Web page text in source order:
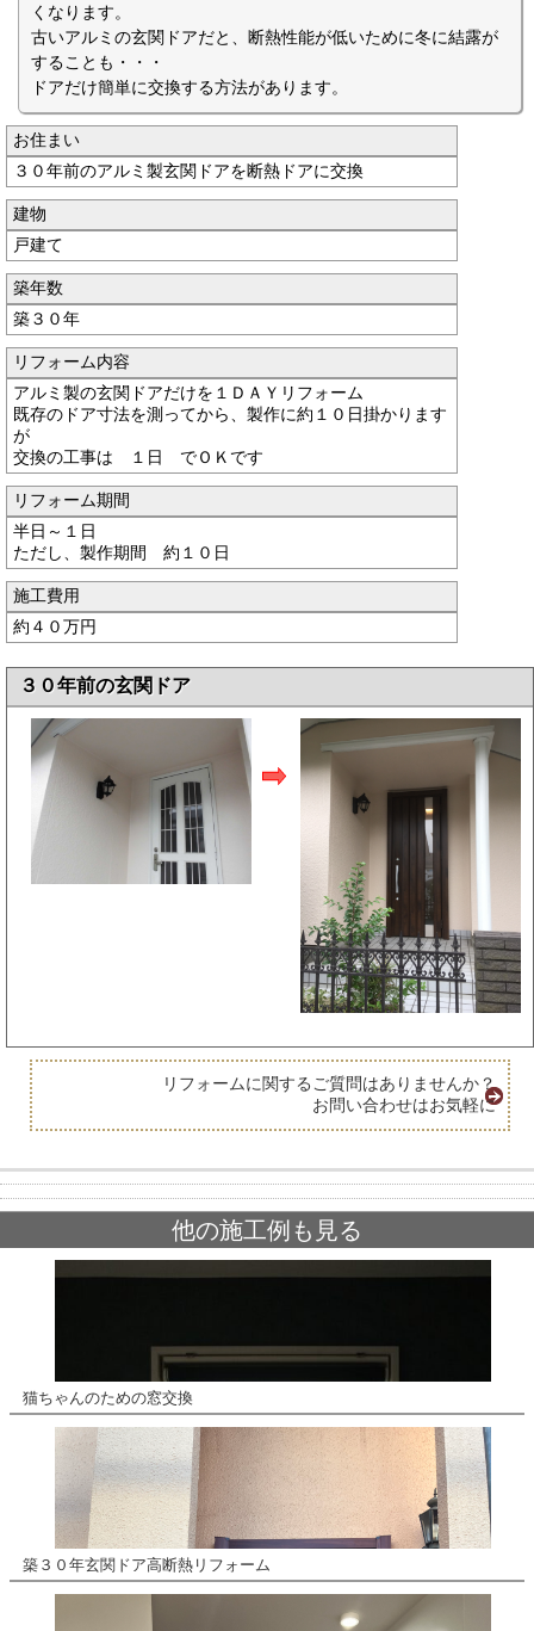
くなります。
古いアルミの玄関ドアだと、断熱性能が低いために冬に結露が
することも・・・
ドアだけ簡単に交換する方法があります。
お住まい
３０年前のアルミ製玄関ドアを断熱ドアに交換
建物
戸建て
築年数
築３０年
リフォーム内容
アルミ製の玄関ドアだけを１ＤＡＹリフォーム
既存のドア寸法を測ってから、製作に約１０日掛かります
が
交換の工事は １日 でＯＫです
リフォーム期間
半日～１日
ただし、製作期間 約１０日
施工費用
約４０万円
３０年前の玄関ドア
リフォームに関するご質問はありませんか？
お問い合わせはお気軽に
他の施工例も見る
猫ちゃんのための窓交換
築３０年玄関ドア高断熱リフォーム